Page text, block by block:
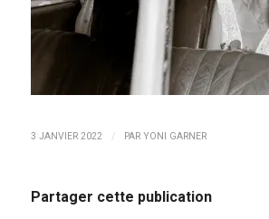
3 JANVIER 2022 / PAR YONI GARNER
Partager cette publication